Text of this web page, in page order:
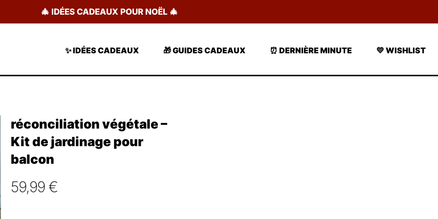
🎄 IDÉES CADEAUX POUR NOËL 🎄
✨ IDÉES CADEAUX 🎁 GUIDES CADEAUX ⏰ DERNIÈRE MINUTE 💛 WISHLIST
réconciliation végétale –
Kit de jardinage pour
balcon
59,99 €